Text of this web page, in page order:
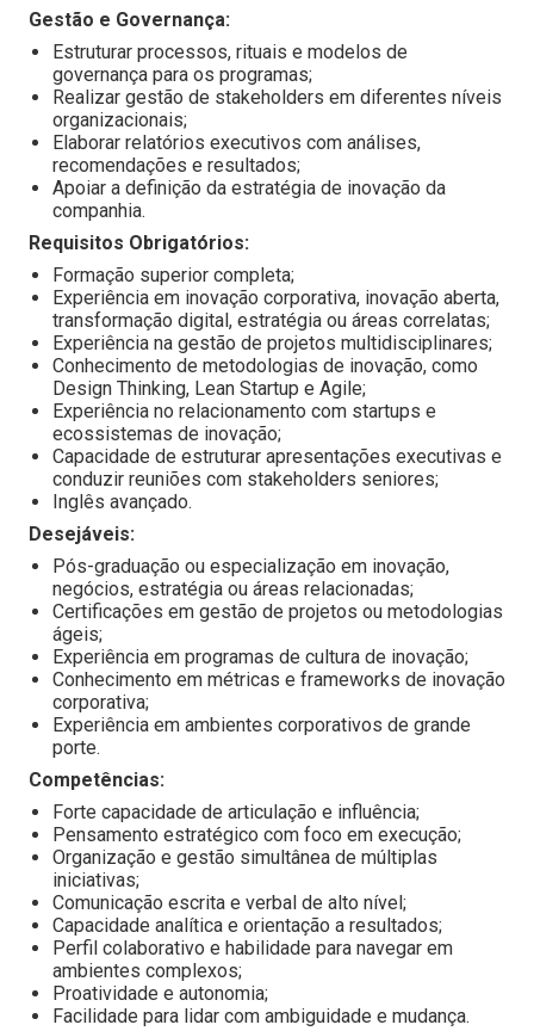
Gestão e Governança:
Estruturar processos, rituais e modelos de
governança para os programas;
Realizar gestão de stakeholders em diferentes níveis
organizacionais;
Elaborar relatórios executivos com análises,
recomendações e resultados;
Apoiar a definição da estratégia de inovação da
companhia.
Requisitos Obrigatórios:
Formação superior completa;
Experiência em inovação corporativa, inovação aberta,
transformação digital, estratégia ou áreas correlatas;
Experiência na gestão de projetos multidisciplinares;
Conhecimento de metodologias de inovação, como
Design Thinking, Lean Startup e Agile;
Experiência no relacionamento com startups e
ecossistemas de inovação;
Capacidade de estruturar apresentações executivas e
conduzir reuniões com stakeholders seniores;
Inglês avançado.
Desejáveis:
Pós-graduação ou especialização em inovação,
negócios, estratégia ou áreas relacionadas;
Certificações em gestão de projetos ou metodologias
ágeis;
Experiência em programas de cultura de inovação;
Conhecimento em métricas e frameworks de inovação
corporativa;
Experiência em ambientes corporativos de grande
porte.
Competências:
Forte capacidade de articulação e influência;
Pensamento estratégico com foco em execução;
Organização e gestão simultânea de múltiplas
iniciativas;
Comunicação escrita e verbal de alto nível;
Capacidade analítica e orientação a resultados;
Perfil colaborativo e habilidade para navegar em
ambientes complexos;
Proatividade e autonomia;
Facilidade para lidar com ambiguidade e mudança.